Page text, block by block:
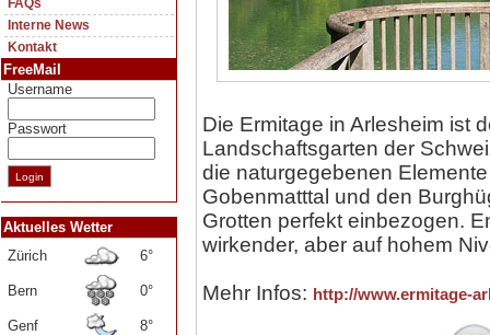
FAQs
Interne News
Kontakt
FreeMail
Username
Passwort
Aktuelles Wetter
Zürich
6°
Bern 0°
Genf 8°
Die Ermitage in Arlesheim ist
Landschaftsgarten der
die naturgegebenen
Gobenmatttal und den
Grotten perfekt einbezogen.
wirkender, aber auf hohem
Mehr Infos: http://www.ermitage-